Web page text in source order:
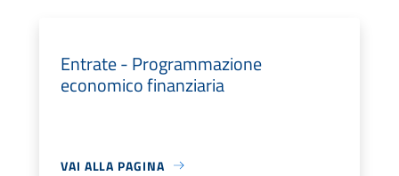
Entrate - Programmazione
economico finanziaria
VAI ALLA PAGINA